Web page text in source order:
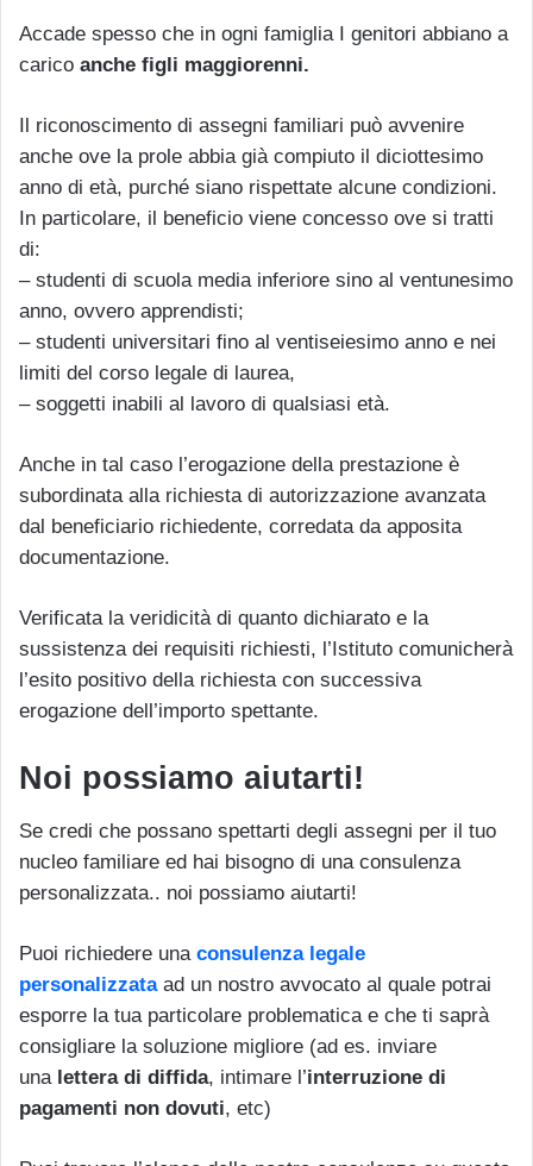
Accade spesso che in ogni famiglia I genitori abbiano a
carico anche figli maggiorenni.
Il riconoscimento di assegni familiari può avvenire
anche ove la prole abbia già compiuto il diciottesimo
anno di età, purché siano rispettate alcune condizioni.
In particolare, il beneficio viene concesso ove si tratti
di:
– studenti di scuola media inferiore sino al ventunesimo
anno, ovvero apprendisti;
– studenti universitari fino al ventiseiesimo anno e nei
limiti del corso legale di laurea,
– soggetti inabili al lavoro di qualsiasi età.
Anche in tal caso l’erogazione della prestazione è
subordinata alla richiesta di autorizzazione avanzata
dal beneficiario richiedente, corredata da apposita
documentazione.
Verificata la veridicità di quanto dichiarato e la
sussistenza dei requisiti richiesti, l’Istituto comunicherà
l’esito positivo della richiesta con successiva
erogazione dell’importo spettante.
Noi possiamo aiutarti!
Se credi che possano spettarti degli assegni per il tuo
nucleo familiare ed hai bisogno di una consulenza
personalizzata.. noi possiamo aiutarti!
Puoi richiedere una consulenza legale
personalizzataad un nostro avvocato al quale potrai
esporre la tua particolare problematica e che ti saprà
consigliare la soluzione migliore (ad es. inviare
una lettera di diffida, intimare l’interruzione di
pagamenti non dovuti, etc)